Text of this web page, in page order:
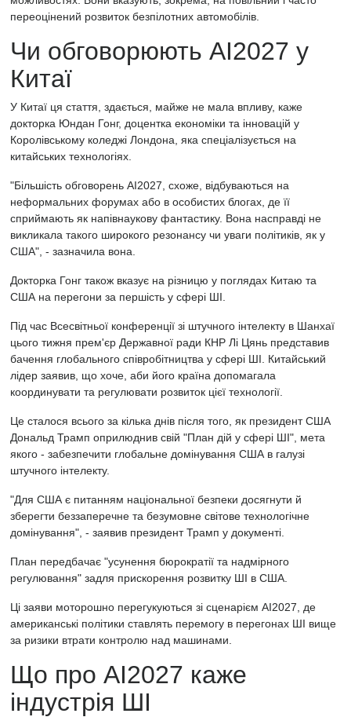
переоцінений розвиток безпілотних автомобілів.
Чи обговорюють AI2027 у
Китаї
У Китаї ця стаття, здається, майже не мала впливу, каже
докторка Юндан Гонг, доцентка економіки та інновацій у
Королівському коледжі Лондона, яка спеціалізується на
китайських технологіях.
"Більшість обговорень AI2027, схоже, відбуваються на
неформальних форумах або в особистих блогах, де її
сприймають як напівнаукову фантастику. Вона насправді не
викликала такого широкого резонансу чи уваги політиків, як у
США", - зазначила вона.
Докторка Гонг також вказує на різницю у поглядах Китаю та
США на перегони за першість у сфері ШІ.
Під час Всесвітньої конференції зі штучного інтелекту в Шанхаї
цього тижня прем'єр Державної ради КНР Лі Цянь представив
бачення глобального співробітництва у сфері ШІ. Китайський
лідер заявив, що хоче, аби його країна допомагала
координувати та регулювати розвиток цієї технології.
Це сталося всього за кілька днів після того, як президент США
Дональд Трамп оприлюднив свій "План дій у сфері ШІ", мета
якого - забезпечити глобальне домінування США в галузі
штучного інтелекту.
"Для США є питанням національної безпеки досягнути й
зберегти беззаперечне та безумовне світове технологічне
домінування", - заявив президент Трамп у документі.
План передбачає "усунення бюрократії та надмірного
регулювання" задля прискорення розвитку ШІ в США.
Ці заяви моторошно перегукуються зі сценарієм AI2027, де
американські політики ставлять перемогу в перегонах ШІ вище
за ризики втрати контролю над машинами.
Що про AI2027 каже
індустрія ШІ